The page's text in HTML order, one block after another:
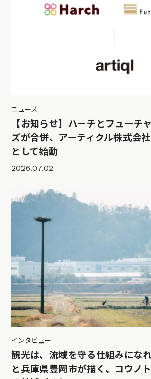
ニュース
【お知らせ】ハーチとフューチ
ズが合併、アーティクル株式会
として始動
2026.07.02
インタビュー
観光は、流域を守る仕組みにな
と兵庫県豊岡市が描く、コウノ